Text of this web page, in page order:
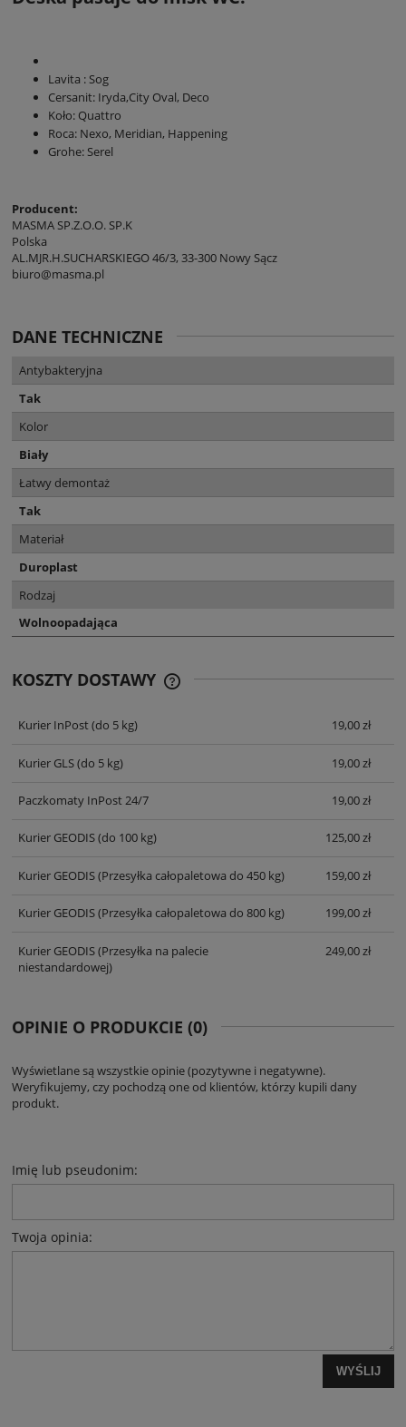
Lavita : Sog
Cersanit: Iryda,City Oval, Deco
Koło: Quattro
Roca: Nexo, Meridian, Happening
Grohe: Serel
Producent:
MASMA SP.Z.O.O. SP.K
Polska
AL.MJR.H.SUCHARSKIEGO 46/3, 33-300 Nowy Sącz
biuro@masma.pl
DANE TECHNICZNE
Antybakteryjna
Tak
Kolor
Biały
Łatwy demontaż
Tak
Materiał
Duroplast
Rodzaj
Wolnoopadająca
KOSZTY DOSTAWY
Kurier InPost(do 5 kg) 19,00 zł
Kurier GLS(do 5 kg) 19,00 zł
Paczkomaty InPost 24/7 19,00 zł
Kurier GEODIS(do 100 kg) 125,00 zł
Kurier GEODIS(Przesyłka całopaletowa do 450 kg) 159,00 zł
Kurier GEODIS(Przesyłka całopaletowa do 800 kg) 199,00 zł
Kurier GEODIS(Przesyłka na palecie
niestandardowej)
249,00 zł
OPINIE O PRODUKCIE (0)
Wyświetlane są wszystkie opinie (pozytywne i negatywne).
Weryfikujemy, czy pochodzą one od klientów, którzy kupili dany
produkt.
Imię lub pseudonim:
Twoja opinia:
WYŚLIJ